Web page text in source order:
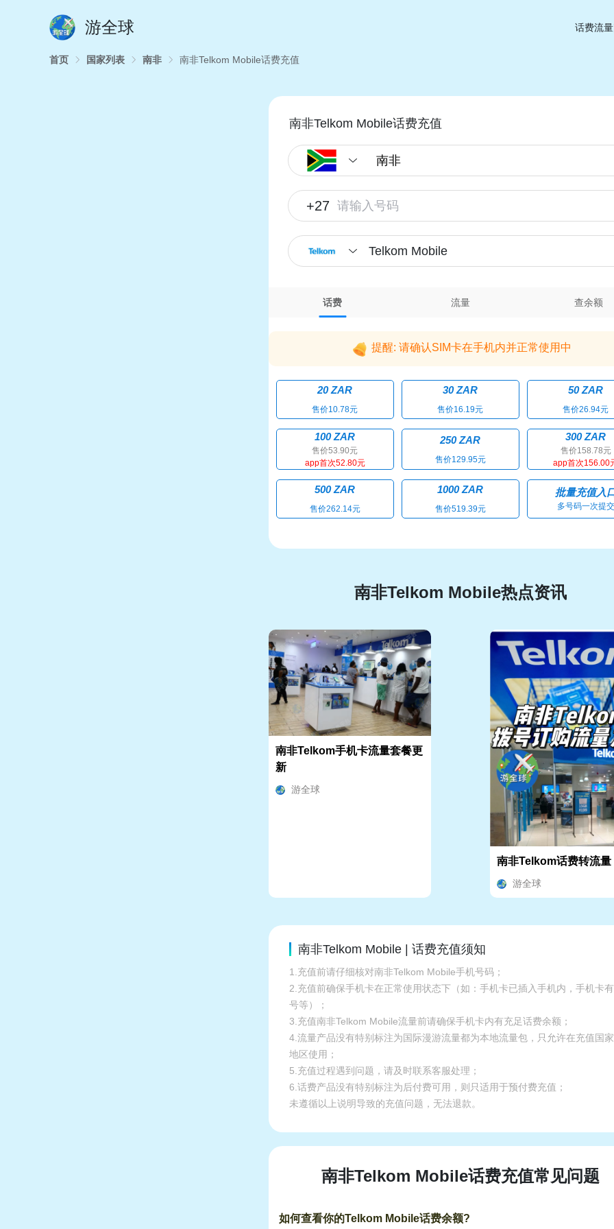
游全球 话费流
首页 国家列表 南非 南非Telkom Mobile话费充值
南非Telkom Mobile话费充值
+27
Telkom Mobile
话费 流量 查余额
提醒: 请确认SIM卡在手机内并正常使用中
20 ZAR
售价10.78元
30 ZAR
售价16.19元
50 ZAR
售价26.94元
100 ZAR
售价53.90元
app首次52.80元
250 ZAR
售价129.95元
300 ZAR
售价158.78元
app首次156.00
500 ZAR
售价262.14元
1000 ZAR
售价519.39元
批量充值入
多号码一次提交
南非Telkom Mobile热点资讯
南非Telkom手机卡流量套餐更
新
游全球
南非Telkom话费转流量
游全球
南非Telkom Mobile | 话费充值须知
1.充值前请仔细核对南非Telkom Mobile手机号码；
2.充值前确保手机卡在正常使用状态下（如：手机卡已插入手机内，手机卡
号等）；
3.充值南非Telkom Mobile流量前请确保手机卡内有充足话费余额；
4.流量产品没有特别标注为国际漫游流量都为本地流量包，只允许在充值国
地区使用；
5.充值过程遇到问题，请及时联系客服处理；
6.话费产品没有特别标注为后付费可用，则只适用于预付费充值；
未遵循以上说明导致的充值问题，无法退款。
南非Telkom Mobile话费充值常见问题
如何查看你的Telkom Mobile话费余额?